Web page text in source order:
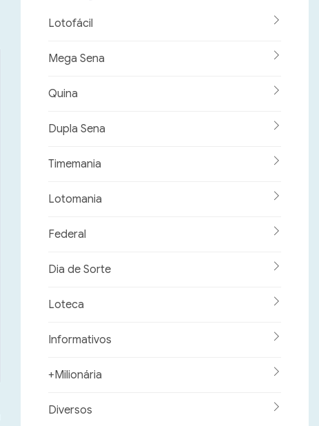
Lotofácil
Mega Sena
Quina
Dupla Sena
Timemania
Lotomania
Federal
Dia de Sorte
Loteca
Informativos
+Milionária
Diversos